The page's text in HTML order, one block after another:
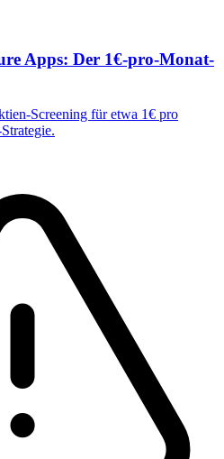
Apps: Der 1€-pro-Monat-
Screening für etwa 1€ pro